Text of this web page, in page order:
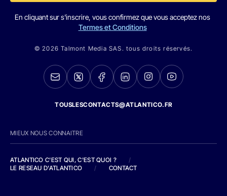
En cliquant sur s'inscrire, vous confirmez que vous acceptez nos
Termes et Conditions
© 2026 Talmont Media SAS. tous droits réservés.
TOUSLESCONTACTS@ATLANTICO.FR
MIEUX NOUS CONNAITRE
ATLANTICO C'EST QUI, C'EST QUOI ?
/
LE RESEAU D'ATLANTICO
/ CONTACT